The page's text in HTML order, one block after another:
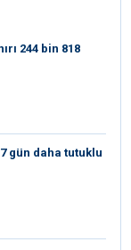
244 bin 818
gün daha tutuklu